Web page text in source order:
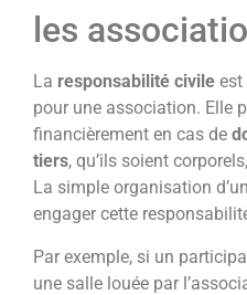
les
La responsabilité civile est
pour une association. Elle
financièrement en cas de
tiers, qu’ils soient
La simple organisation
engager cette
Par exemple, si un
une salle louée par